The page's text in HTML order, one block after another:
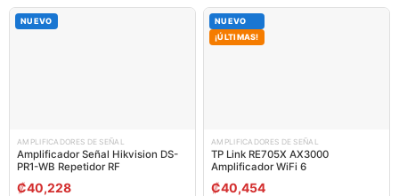
NUEVO
AMPLIFICADORES DE SEÑAL
Amplificador Señal Hikvision DS-
PR1-WB Repetidor RF
₡40,228
NUEVO
¡ÚLTIMAS!
AMPLIFICADORES DE SEÑAL
TP Link RE705X AX3000
Amplificador WiFi 6
₡40,454